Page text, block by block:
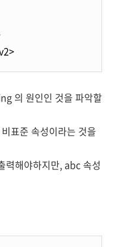
>
의 원인인 것을 파악할
표준 속성이라는 것을
력해야하지만, abc 속성